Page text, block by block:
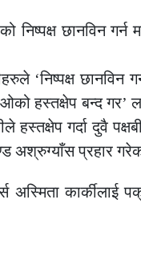
छानविन गर्न
‘निष्पक्ष छानविन
हस्तक्षेप बन्द
हस्तक्षेप गर्दा दुवै
अश्रुग्याँस प्रहार
कार्कीलाई